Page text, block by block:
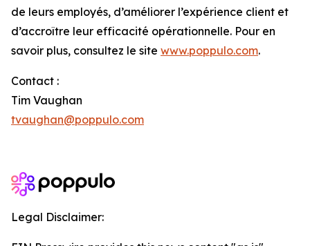
de leurs employés, d’améliorer l’expérience client et
d’accroître leur efficacité opérationnelle. Pour en
savoir plus, consultez le site www.poppulo.com.
Contact :
Tim Vaughan
tvaughan@poppulo.com
Legal Disclaimer: